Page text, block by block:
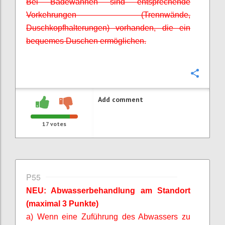
Vorkehrungen (Trennwände,
Duschkopfhalterungen) vorhanden, die ein
bequemes Duschen ermöglichen.
17 votes
Add comment
P55
NEU: Abwasserbehandlung am Standort
(maximal 3 Punkte)
a) Wenn eine Zuführung des Abwassers zu